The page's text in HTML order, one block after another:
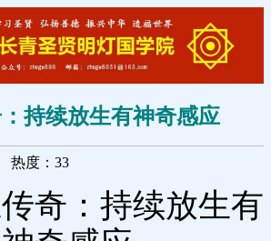
持续放生有神奇感应
热度：33
奇：持续放生有